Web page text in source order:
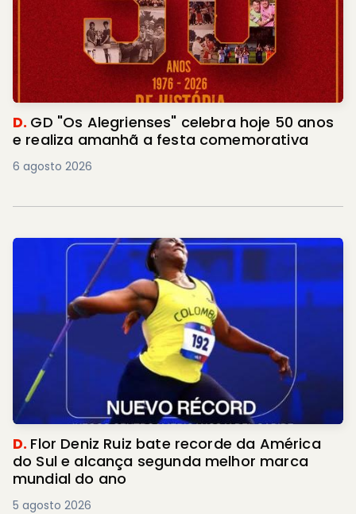
D. GD "Os Alegrienses" celebra hoje 50 anos
e realiza amanhã a festa comemorativa
6 agosto 2026
D. Flor Deniz Ruiz bate recorde da América
do Sul e alcança segunda melhor marca
mundial do ano
5 agosto 2026